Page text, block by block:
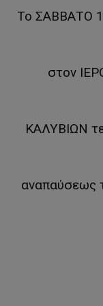
Το ΣΑΒΒΑΤΟ
στον
ΚΑΛΥΒΙΩΝ
αναπαύσεως